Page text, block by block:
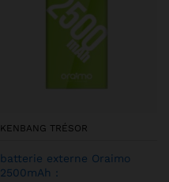
KENBANG TRÉSOR
batterie externe Oraimo
2500mAh :